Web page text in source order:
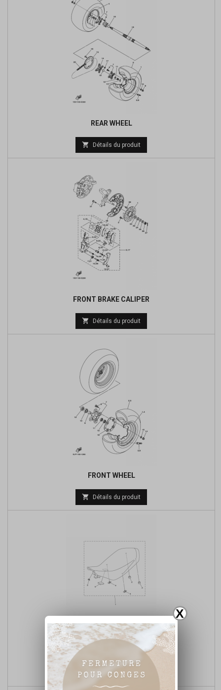
X
REAR WHEEL
Prix
de
 Détails du produit
FRONT BRAKE CALIPER
Prix
de
 Détails du produit
FRONT WHEEL
Prix
de
 Détails du produit
 Détails du produit